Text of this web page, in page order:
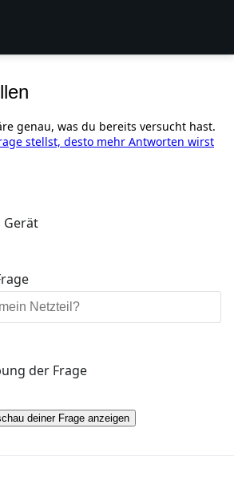
genau, was du bereits versucht hast.
stellst, desto mehr Antworten wirst
Gerät
der Frage
deiner Frage anzeigen